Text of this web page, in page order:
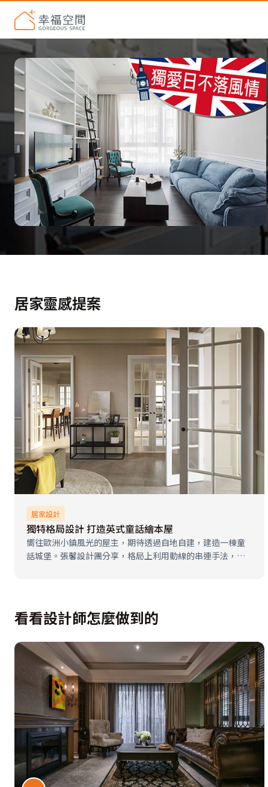
居家靈感提案
居家設計
獨特格局設計 打造英式童話繪本屋
嚮往歐洲小鎮風光的屋主，期待透過自地自建，建造一棟童
話城堡。張馨設計團分享，格局上利用動線的串連手法，以
看看設計師怎麼做到的